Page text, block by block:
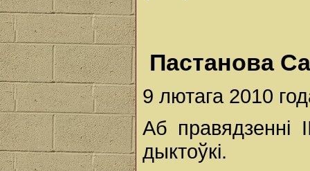
Пастанова
9 лютага 2010
Аб правядзенні
дыктоўкі.